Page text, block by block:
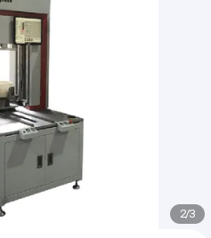
2/3